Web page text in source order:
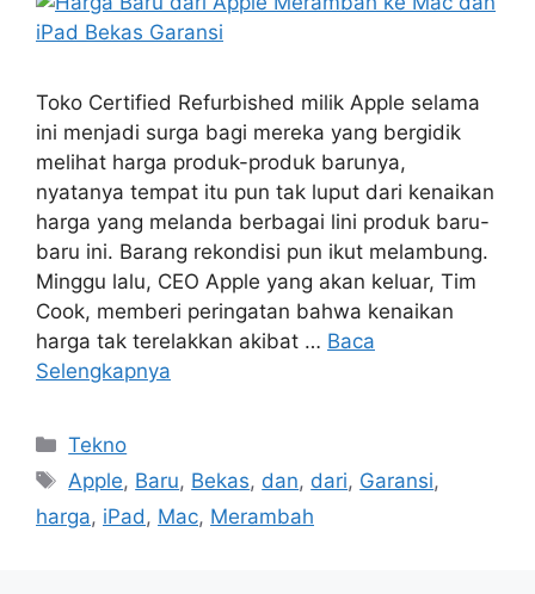
Toko Certified Refurbished milik Apple selama
ini menjadi surga bagi mereka yang bergidik
melihat harga produk-produk barunya,
nyatanya tempat itu pun tak luput dari kenaikan
harga yang melanda berbagai lini produk baru-
baru ini. Barang rekondisi pun ikut melambung.
Minggu lalu, CEO Apple yang akan keluar, Tim
Cook, memberi peringatan bahwa kenaikan
harga tak terelakkan akibat … Baca
Selengkapnya
Kategori
Tekno
Tag
Apple, Baru, Bekas, dan, dari, Garansi,
harga, iPad , Mac, Merambah